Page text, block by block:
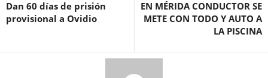
Dan 60 días de prisión
provisional a Ovidio
EN MÉRIDA CONDUCTOR SE
METE CON TODO Y AUTO A
LA PISCINA